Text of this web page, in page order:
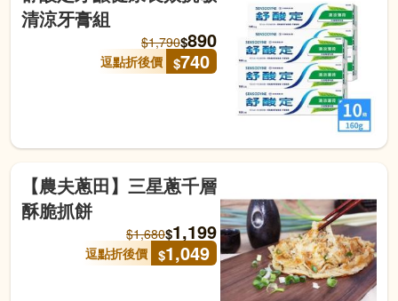
清涼牙膏組
$1,790$890
逗點折後價 $740
【農夫蔥田】三星蔥千層
酥脆抓餅
$1,680$1,199
逗點折後價 $1,049